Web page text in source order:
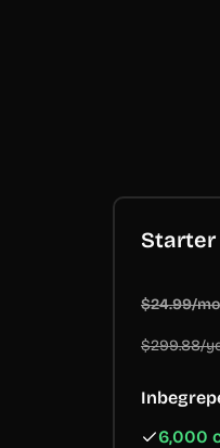
Starter
$24.99/mo
$299.88/
6,000